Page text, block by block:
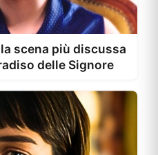
scena più discussa
delle Signore